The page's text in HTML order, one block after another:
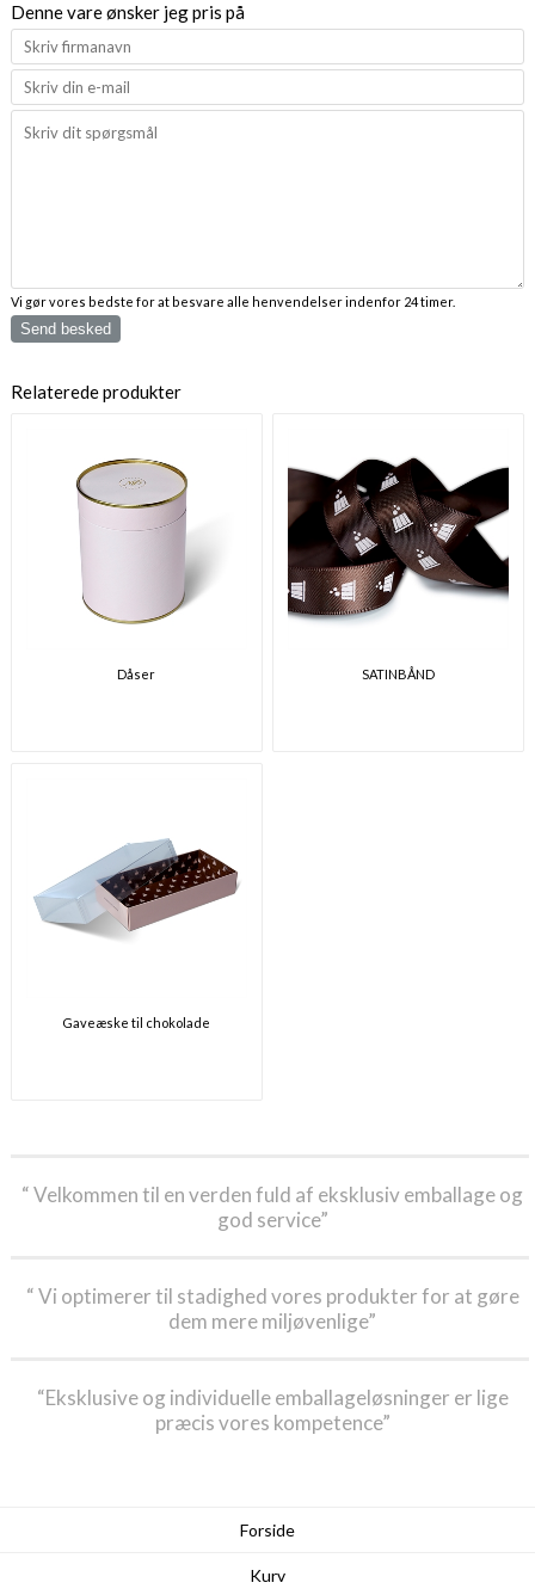
Denne vare ønsker jeg pris på
Vi gør vores bedste for at besvare alle henvendelser indenfor 24 timer.
Send besked
Relaterede produkter
Dåser SATINBÅND
Gaveæske til chokolade
“ Velkommen til en verden fuld af eksklusiv emballage og
god service”
“ Vi optimerer til stadighed vores produkter for at gøre
dem mere miljøvenlige”
“Eksklusive og individuelle emballageløsninger er lige
præcis vores kompetence”
Forside
Kurv